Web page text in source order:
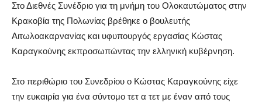
Στο Διεθνές Συνέδριο για τη μνήμη του Ολοκαυτώματος στην
Κρακοβία της Πολωνίας βρέθηκε ο βουλευτής
Αιτωλοακαρνανίας και υφυπουργός εργασίας Κώστας
Καραγκούνης εκπροσωπώντας την ελληνική κυβέρνηση.
Στο περιθώριο του Συνεδρίου ο Κώστας Καραγκούνης είχε
την ευκαιρία για ένα σύντομο τετ α τετ με έναν από τους